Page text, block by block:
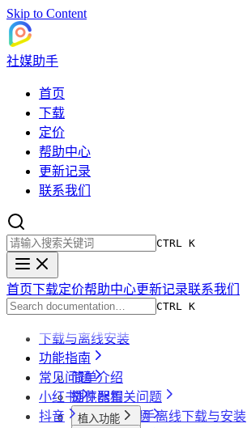
Skip to Content
社媒助手
首页
下载
定价
帮助中心
更新记录
联系我们
CTRL K
首页下载定价帮助中心更新记录联系我们
CTRL K
下载与离线安装
功能指南
简单介绍
插件配置
飞书同步
常见问题
浏览器相关问题
社媒助手离线下载与安装
会员相关问题
小红书
植入功能
抖音